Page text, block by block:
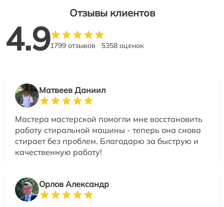
Отзывы клиентов
4.91799 отзывов 5358 оценок
Матвеев Даниил
Мастера мастерской помогли мне восстановить
работу стиральной машины - теперь она снова
стирает без проблем. Благодарю за быструю и
качественную работу!
Орлов Александр